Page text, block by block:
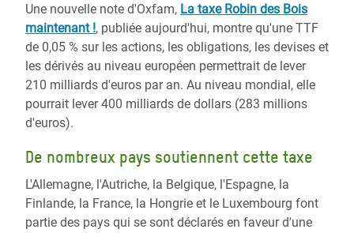
Une nouvelle note d'Oxfam, La taxe Robin des Bois
maintenant !, publiée aujourd'hui, montre qu'une TTF
de 0,05 % sur les actions, les obligations, les devises et
les dérivés au niveau européen permettrait de lever
210 milliards d'euros par an. Au niveau mondial, elle
pourrait lever 400 milliards de dollars (283 millions
d'euros).
De nombreux pays soutiennent cette taxe
L'Allemagne, l'Autriche, la Belgique, l'Espagne, la
Finlande, la France, la Hongrie et le Luxembourg font
partie des pays qui se sont déclarés en faveur d'une